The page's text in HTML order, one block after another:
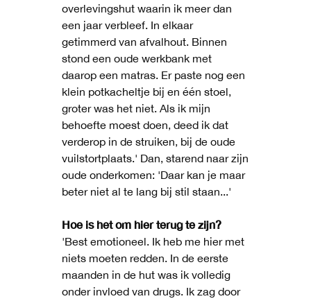
overlevingshut waarin ik meer dan
een jaar verbleef. In elkaar
getimmerd van afvalhout. Binnen
stond een oude werkbank met
daarop een matras. Er paste nog een
klein potkacheltje bij en één stoel,
groter was het niet. Als ik mijn
behoefte moest doen, deed ik dat
verderop in de struiken, bij de oude
vuilstortplaats.' Dan, starend naar zijn
oude onderkomen: 'Daar kan je maar
beter niet al te lang bij stil staan...'
Hoe is het om hier terug te zijn?
'Best emotioneel. Ik heb me hier met
niets moeten redden. In de eerste
maanden in de hut was ik volledig
onder invloed van drugs. Ik zag door